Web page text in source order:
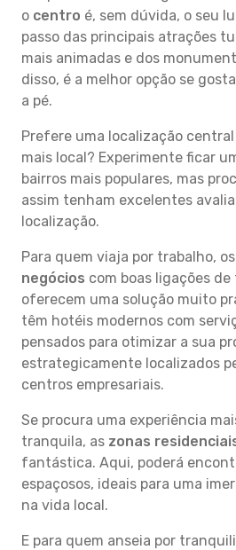
o centro é, sem dúvida, o seu
passo das principais atrações
mais animadas e dos
disso, é a melhor opção se
a pé.
Prefere uma localização
mais local? Experimente ficar
bairros mais populares, mas
assim tenham excelentes
localização.
Para quem viaja por trabalho, os
negócios com boas ligações
oferecem uma solução muito
têm hotéis modernos com
pensados para otimizar a sua
estrategicamente localizados
centros empresariais.
Se procura uma experiência
tranquila, as zonas
fantástica. Aqui, poderá
espaçosos, ideais para uma
na vida local.
E para quem anseia por